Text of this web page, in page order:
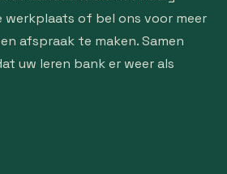
werkplaats of bel ons voor meer
afspraak te maken. Samen
uw leren bank er weer als